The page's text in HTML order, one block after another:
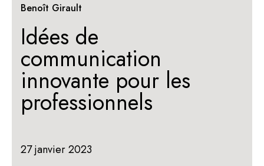
Benoît Girault
Idées de
communication
innovante pour les
professionnels
27 janvier 2023